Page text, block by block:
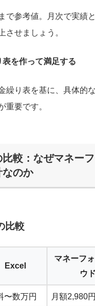
で参考値。月次で実績
させましょう。
を作って満足する
繰り表を基に、具体的
重要です。
較：なぜマネー
なのか
比較
Excel
マネーフ
ウ
〜数万円 月額2,980